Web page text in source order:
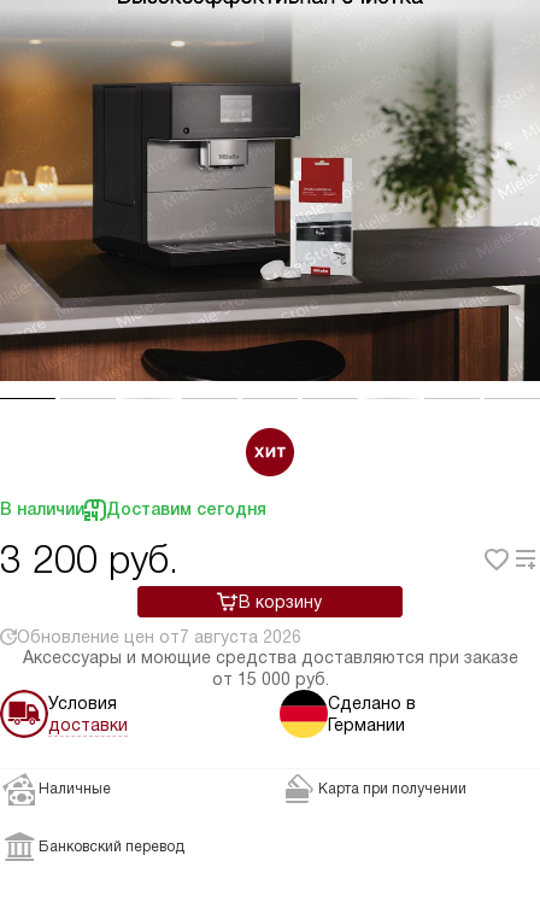
В наличии Доставим сегодня
3 200 руб.
В корзину
Обновление цен от7 августа 2026
Аксессуары и моющие средства доставляются при заказе
от 15 000 руб.
Условия
доставки
Сделано в
Германии
Наличные Карта при получении
Банковский перевод